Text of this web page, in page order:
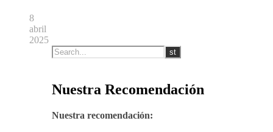
8
abril
2025
Nuestra Recomendación
Nuestra recomendación: